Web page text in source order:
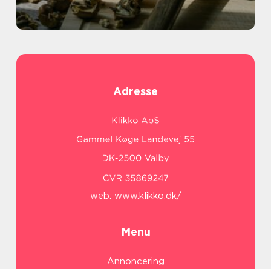
Adresse
web: www.klikko.dk/
Menu
Annoncering